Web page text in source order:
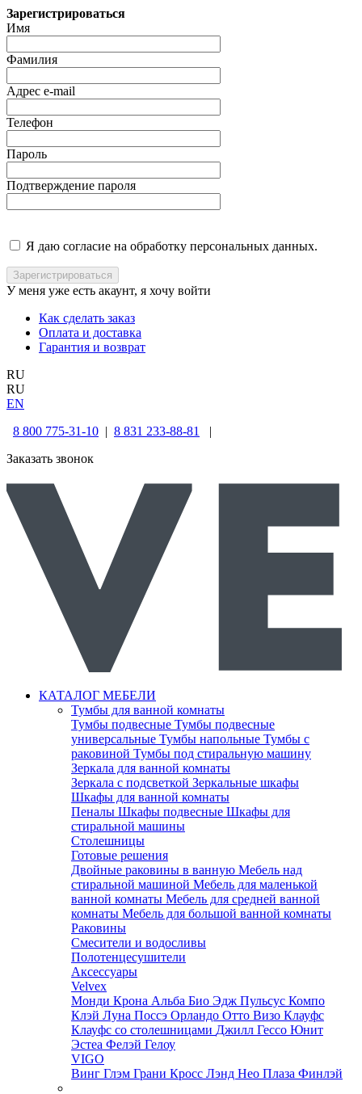
Зарегистрироваться
Имя
Фамилия
Адрес e-mail
Телефон
Пароль
Подтверждение пароля
Я даю согласие на обработку персональных данных.
У меня уже есть акаунт, я хочу войти
Как сделать заказ
Оплата и доставка
Гарантия и возврат
RU
RU
EN
8 800 775-31-10 | 8 831 233-88-81
|
Заказать звонок
КАТАЛОГ МЕБЕЛИ
Тумбы для ванной комнаты
Тумбы подвесные Тумбы подвесные
универсальные Тумбы напольные Тумбы с
раковиной Тумбы под стиральную машину
Зеркала для ванной комнаты
Зеркала с подсветкой Зеркальные шкафы
Шкафы для ванной комнаты
Пеналы Шкафы подвесные Шкафы для
стиральной машины
Столешницы
Готовые решения
Двойные раковины в ванную Мебель над
стиральной машиной Мебель для маленькой
ванной комнаты Мебель для средней ванной
комнаты Мебель для большой ванной комнаты
Раковины
Смесители и водосливы
Полотенцесушители
Аксессуары
Velvex
Монди Крона Альба Био Эдж Пульсус Компо
Клэй Луна Поссэ Орландо Отто Визо Клауфс
Клауфс со столешницами Джилл Гессо Юнит
Эстеа Фелэй Гелоу
VIGO
Винг Глэм Грани Кросс Лэнд Нео Плаза Финлэй